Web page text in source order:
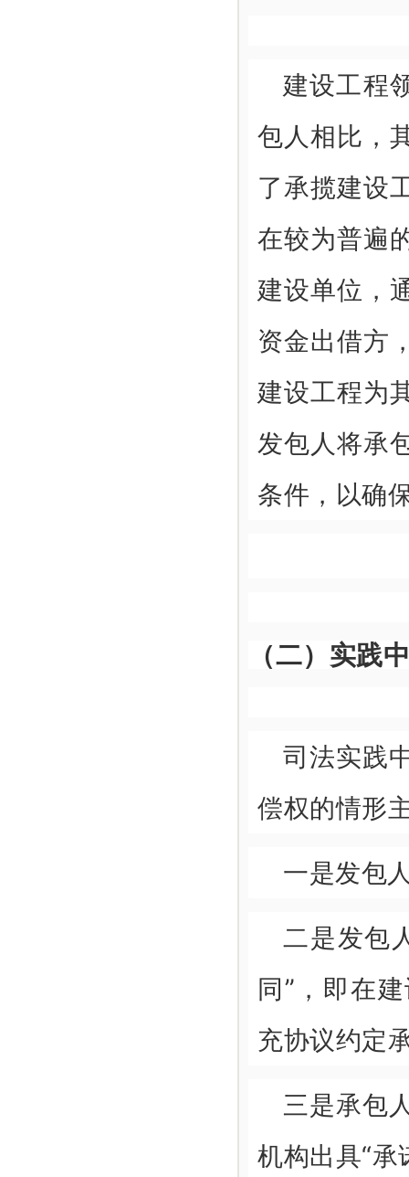
建设工程
包人相比，
了承揽建设
在较为普遍
建设单位，
资金出借方
建设工程为
发包人将承
条件，以确
（二）实践
司法实践
偿权的情形
一是发包
二是发包
同”，即在
充协议约定
三是承包
机构出具“承